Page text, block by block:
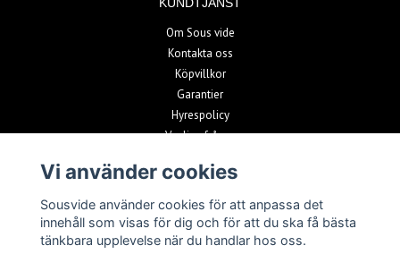
KUNDTJÄNST
Om Sous vide
Kontakta oss
Köpvillkor
Garantier
Hyrespolicy
Vanliga frågor
Vi använder cookies
Sousvide använder cookies för att anpassa det
innehåll som visas för dig och för att du ska få bästa
tänkbara upplevelse när du handlar hos oss.